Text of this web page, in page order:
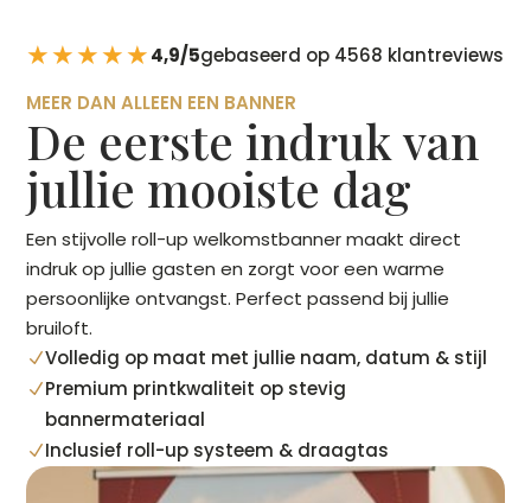
★★★★★4,9/5gebaseerd op 4568 klantreviews
MEER DAN ALLEEN EEN BANNER
De eerste indruk van
jullie mooiste dag
Een stijvolle roll-up welkomstbanner maakt direct
indruk op jullie gasten en zorgt voor een warme
persoonlijke ontvangst. Perfect passend bij jullie
bruiloft.
NVolledig op maat met jullie naam, datum & stijl
NPremium printkwaliteit op stevig
bannermateriaal
NInclusief roll-up systeem & draagtas